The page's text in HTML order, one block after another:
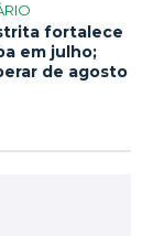
fortalece
em julho;
de agosto